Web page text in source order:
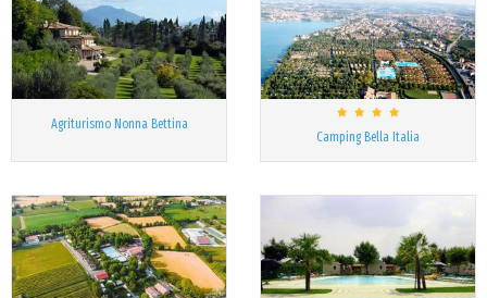
Agriturismo Nonna Bettina
Camping Bella Italia